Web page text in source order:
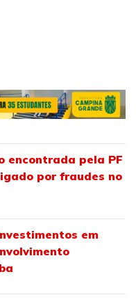
encontrada pela PF
por fraudes no
em